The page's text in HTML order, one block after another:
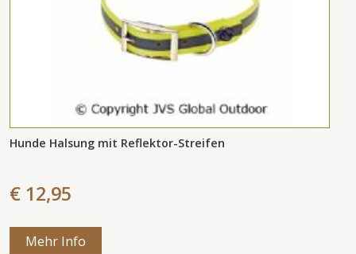
Hunde Halsung mit Reflektor-Streifen
€ 12,95
Mehr Info